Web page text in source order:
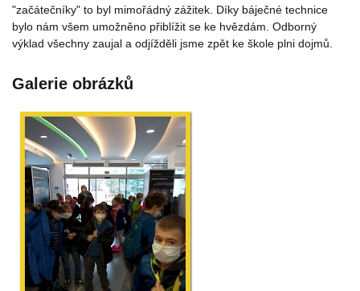
"začátečníky" to byl mimořádný zážitek. Díky báječné technice
bylo nám všem umožněno přiblížit se ke hvězdám. Odborný
výklad všechny zaujal a odjížděli jsme zpět ke škole plni dojmů.
Galerie obrázků